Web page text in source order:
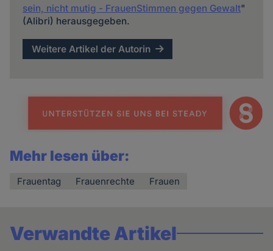
sein, nicht mutig - FrauenStimmen gegen Gewalt"
(Alibri) herausgegeben.
Weitere Artikel der Autorin
Mehr lesen über:
Frauentag Frauenrechte Frauen
Verwandte Artikel